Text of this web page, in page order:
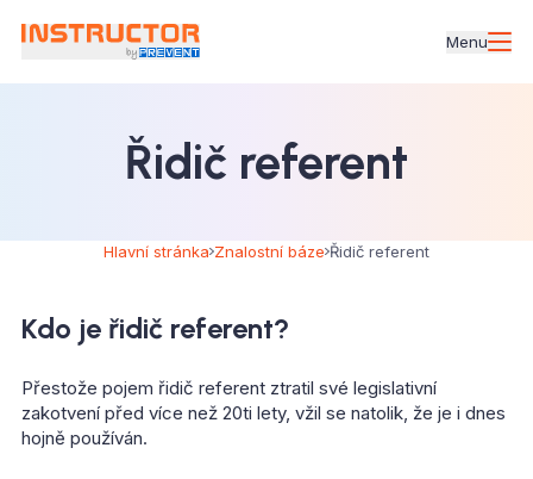
Menu
Řidič referent
Hlavní stránka Znalostní báze Řidič referent
Kdo je řidič referent?
Přestože pojem řidič referent ztratil své legislativní
zakotvení před více než 20ti lety, vžil se natolik, že je i dnes
hojně používán.